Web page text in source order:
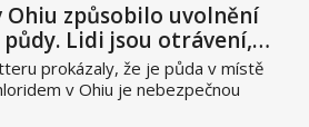
Ohiu způsobilo uvolnění
Lidi jsou otrávení,…
prokázaly, že je půda v místě
v Ohiu je nebezpečnou